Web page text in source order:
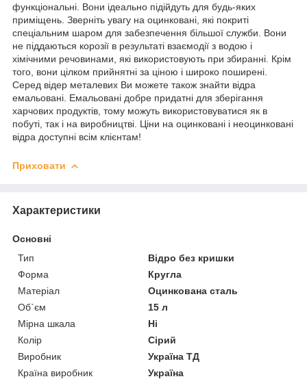
функціональні. Вони ідеально підійдуть для будь-яких
приміщень. Зверніть увагу на оцинковані, які покриті
спеціальним шаром для забезпечення більшої служби. Вони
не піддаються корозії в результаті взаємодії з водою і
хімічними речовинами, які використовують при збиранні. Крім
того, вони цілком прийнятні за ціною і широко поширені.
Серед відер металевих Ви можете також знайти відра
емальовані. Емальовані добре придатні для зберігання
харчових продуктів, тому можуть використовуватися як в
побуті, так і на виробництві. Ціни на оцинковані і неоцинковані
відра доступні всім клієнтам!
Приховати
Характеристики
Основні
Тип
Відро без кришки
Форма
Кругла
Матеріал
Оцинкована сталь
Об`єм
15 л
Мірна шкала
Ні
Колір
Сірий
Виробник
Україна ТД
Країна виробник
Україна